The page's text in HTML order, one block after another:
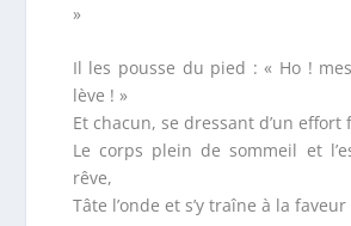
»
Il les pousse du pied : « Ho !
lève ! »
Et chacun, se dressant d’un effort
Le corps plein de sommeil et
rêve,
Tâte l’onde et s’y traîne à la faveur